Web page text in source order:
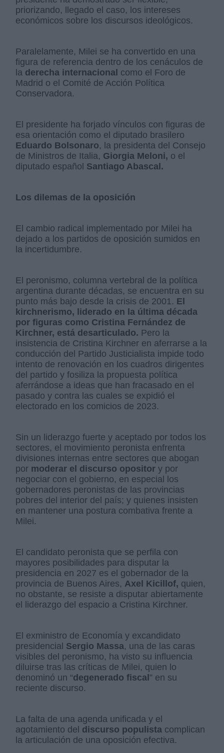
priorizando, llegado el caso, los intereses
económicos sobre los discursos ideológicos.
Paralelamente, Milei se ha convertido en una
figura de referencia dentro de los cenáculos de
la derecha internacional como el Foro de
Madrid o el Comité de Acción Política
Conservadora.
El presidente ha forjado vínculos con figuras de
esa orientación como el diputado brasilero
Eduardo Bolsonaro, la presidenta del Consejo
de Ministros de Italia, Giorgia Meloni, o el
diputado español Santiago Abascal.
Los dilemas de la oposición
El cambio radical implementado por Milei ha
dejado a los partidos de oposición sumidos en
la incertidumbre.
El peronismo, columna vertebral de la política
argentina durante décadas, se encuentra en su
punto más bajo desde la crisis de 2001. El
kirchnerismo, liderado en la última década
por figuras como Cristina Fernández de
Kirchner, está desarticulado. Pero la
insistencia de Cristina Kirchner en aferrarse a la
conducción del Partido Justicialista impide todo
intento de renovación en los cuadros dirigentes
del partido y fosiliza la propuesta política
aferrándose a ideas que han fracasado en el
pasado y contra las cuales se expidió el
electorado en los comicios de 2023.
Sin un liderazgo fuerte y aceptado por todos los
sectores, el movimiento peronista enfrenta
divisiones internas entre sectores que abogan
por moderar el discurso opositor y por
negociar con el gobierno, en especial los
gobernadores peronistas de las provincias
pobres del interior del país; y quienes insisten
en mantener una postura combativa frente a
Milei.
El candidato peronista que se perfila con
mayores posibilidades para disputar la
presidencia en 2027 es el gobernador de la
provincia de Buenos Aires, Axel Kicillof, quien,
no obstante, se resiste a disputar abiertamente
el liderazgo del espacio a Cristina Kirchner.
El exministro de Economía y excandidato
presidencial Sergio Massa, una de las caras
visibles del peronismo, ha visto su influencia
diluirse tras las críticas de Milei, quien lo
denominó un “degenerado fiscal ” en su
reciente discurso.
La falta de una agenda unificada y el
agotamiento del discurso populista complican
la articulación de una oposición efectiva.